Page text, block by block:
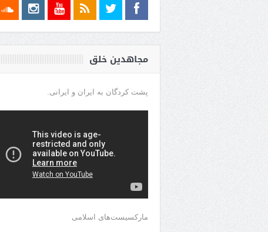
مجاهدین خلق
پشت کردگان به ایران و ایرانی.
مارکسیست‌های اسلامی